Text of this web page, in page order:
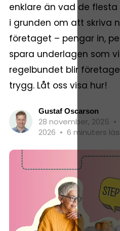
enklare än vad de
i grunden om att skriva
företaget – pengar in,
spara underlagen som
regelbundet blir
trygg. Låt oss visa hur!
Gustaf Oscarson
28 november, 2025 •
2026 • 6 minuters